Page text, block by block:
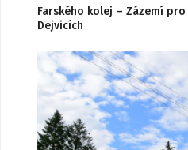
Farského kolej – Zázemí
Dejvicích